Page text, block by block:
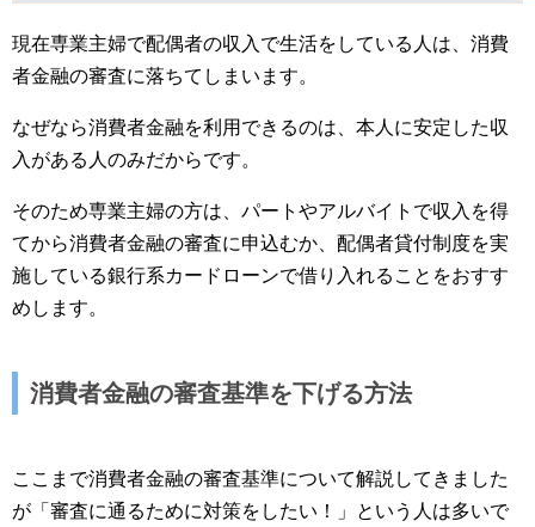
現在専業主婦で配偶者の収入で生活をしている人は、消費
者金融の審査に落ちてしまいます。
なぜなら消費者金融を利用できるのは、本人に安定した収
入がある人のみだからです。
そのため専業主婦の方は、パートやアルバイトで収入を得
てから消費者金融の審査に申込むか、配偶者貸付制度を実
施している銀行系カードローンで借り入れることをおすす
めします。
消費者金融の審査基準を下げる方法
ここまで消費者金融の審査基準について解説してきました
が「審査に通るために対策をしたい！」という人は多いで